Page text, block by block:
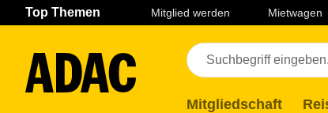
Navigation Seiteninhalt Fußzeile
Top Themen Mitglied werden Mietwagen
Mitgliedschaft